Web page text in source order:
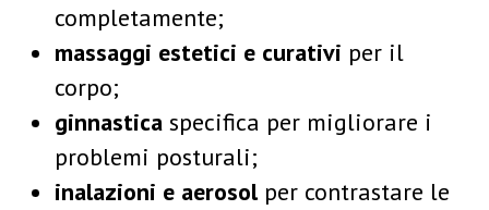
completamente;
massaggi estetici e curativi per il
corpo;
ginnastica specifica per migliorare i
problemi posturali;
inalazioni e aerosol per contrastare le